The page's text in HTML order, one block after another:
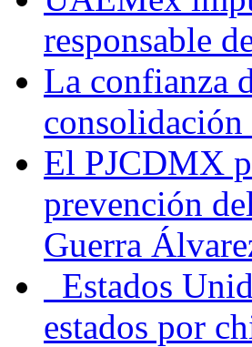
responsable
La confianza
El PJCDMX
prevención
Guerra
Estados
estados por